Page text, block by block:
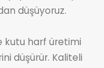
düşüyoruz.
kutu harf üretimi
düşürür. Kaliteli